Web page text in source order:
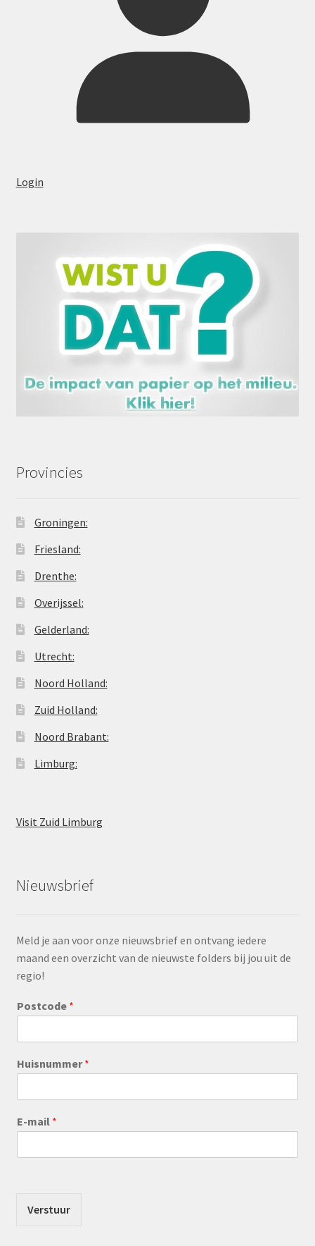
Login
Provincies
Groningen:
Friesland:
Drenthe:
Overijssel:
Gelderland:
Utrecht:
Noord Holland:
Zuid Holland:
Noord Brabant:
Limburg:
Visit Zuid Limburg
Nieuwsbrief
Meld je aan voor onze nieuwsbrief en ontvang iedere
maand een overzicht van de nieuwste folders bij jou uit de
regio!
Postcode *
Huisnummer*
E-mail *
Verstuur